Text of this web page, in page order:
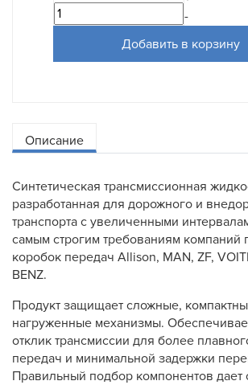
-
Добавить в корзину
Описание
Синтетическая трансмиссионная
разработанная для дорожного и
транспорта с увеличенными
самым строгим требованиям компаний
коробок передач Allison, MAN, ZF,
BENZ.
Продукт защищает сложные,
нагруженные механизмы.
отклик трансмиссии для более
передач и минимальной задержки
Правильный подбор компонентов дает